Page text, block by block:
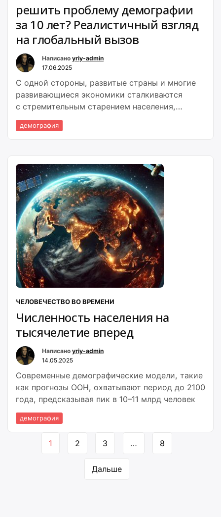
решить проблему демографии
за 10 лет? Реалистичный взгляд
на глобальный вызов
Написано yriy-admin
17.06.2025
С одной стороны, развитые страны и многие
развивающиеся экономики сталкиваются
с стремительным старением населения,
падающей рождаемостью ниже уровня
воспроизводства (менее 2,1 ребенка на
демография
ЧЕЛОВЕЧЕСТВО ВО ВРЕМЕНИ
Численность населения на
тысячелетие вперед
Написано yriy-admin
14.05.2025
Современные демографические модели, такие
как прогнозы ООН, охватывают период до 2100
года, предсказывая пик в 10–11 млрд человек
демография
Навигация
1 2 3 … 8
Дальше